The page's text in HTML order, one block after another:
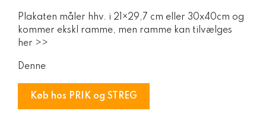
Plakaten måler hhv. i 21×29,7 cm eller 30x40cm og
kommer ekskl ramme, men ramme kan tilvælges
her >>
Denne
Køb hos PRIK og STREG